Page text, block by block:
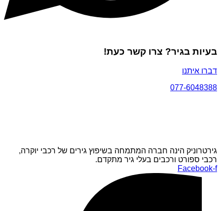
בעיות בגיר? צרו קשר כעת!
דברו איתנו
077-6048388
גירטרוניק הינה חברה המתמחה בשיפוץ גירים של רכבי יוקרה,
רכבי ספורט ורכבים בעלי גיר מתקדם.
Facebook-f